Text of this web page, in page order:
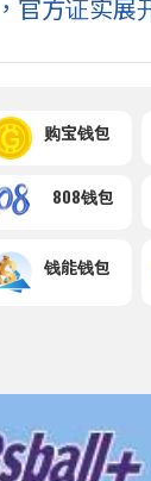
官方证实展
购宝钱包
808钱包
钱能钱包